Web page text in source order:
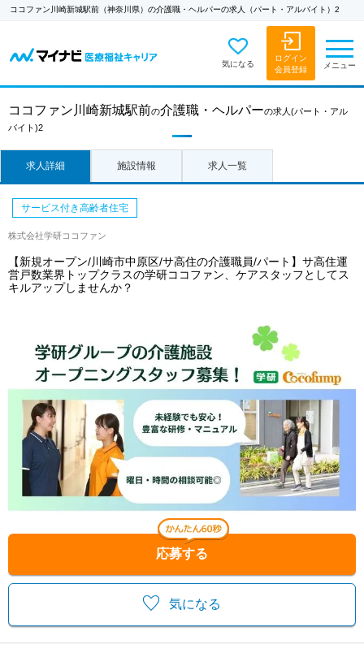
ココファン川崎新城駅前（神奈川県）の介護職・ヘルパーの求人（パート・アルバイト）2
気になる
ログイン
会員登録
メニュー
ココファン川崎新城駅前の介護職・ヘルパーの求人 (パート・アル
バイト)2
求人詳細 施設情報 求人一覧
気になる
応募する
サービス付き高齢者住宅
株式会社学研ココファン
【新規オープン/川崎市中原区/サ高住の介護職員/パート】サ高住運
営戸数業界トップクラスの学研ココファン、ケアスタッフとしてス
キルアップしませんか？